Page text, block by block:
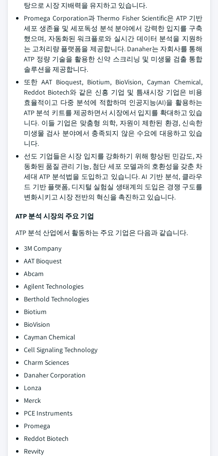
탕으로 시장 지배력을 유지하고 있습니다.
Promega Corporation과 Thermo Fisher Scientific은 ATP 기반
세포 생존율 및 세포독성 분석 분야에서 강력한 입지를 구축
했으며, 자동화된 워크플로와 실시간 데이터 분석을 지원하
는 고처리량 플랫폼을 제공합니다. Danaher는 자회사를 통해
ATP 정량 기술을 활용한 신약 스크리닝 및 미생물 검출 통합
솔루션을 제공합니다.
또한 AAT Bioquest, Biotium, BioVision, Cayman Chemical,
Reddot Biotech와 같은 신흥 기업 및 틈새시장 기업은 비용
효율적이고 다중 분석에 적합하며 인공지능(AI)을 활용하는
ATP 분석 키트를 제공하면서 시장에서 입지를 확대하고 있습
니다. 이들 기업은 맞춤형 의학, 자원이 제한된 환경, 신속한
미생물 검사 분야에서 충족되지 않은 수요에 대응하고 있습
니다.
선도 기업들은 시장 입지를 강화하기 위해 향상된 민감도, 자
동화된 품질 관리 기능, 첨단 세포 모델과의 호환성을 갖춘 차
세대 ATP 분석법을 도입하고 있습니다. AI 기반 분석, 클라우
드 기반 플랫폼, 디지털 실험실 생태계의 도입은 경쟁 구도를
변화시키고 시장 전반의 혁신을 촉진하고 있습니다.
ATP 분석 시장의 주요 기업
ATP 분석 산업에서 활동하는 주요 기업은 다음과 같습니다.
3M Company
AAT Bioquest
Abcam
Agilent Technologies
Berthold Technologies
Biotium
BioVision
Cayman Chemical
Cell Signaling Technology
Charm Sciences
Danaher Corporation
Lonza
Merck
PCE Instruments
Promega
Reddot Biotech
Revvity